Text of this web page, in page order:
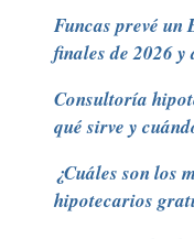
Funcas prevé un
finales de 2026 y
Consultoría
qué sirve y
¿Cuáles son los
hipotecarios